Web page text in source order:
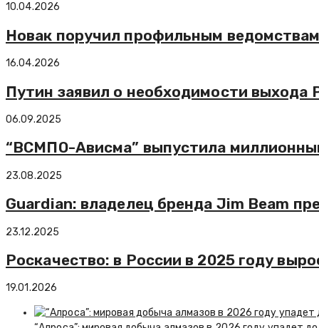
10.04.2026
Новак поручил профильным
16.04.2026
Путин заявил о необходимости выхода
06.09.2025
“ВСМПО-Ависма” выпустила
23.08.2025
Guardian: владелец бренда Jim Beam
23.12.2025
Роскачество: в России в 2025 году
19.01.2026